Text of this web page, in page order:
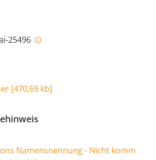
25496
[470,69 kb]
Namensnennung - Nicht komm